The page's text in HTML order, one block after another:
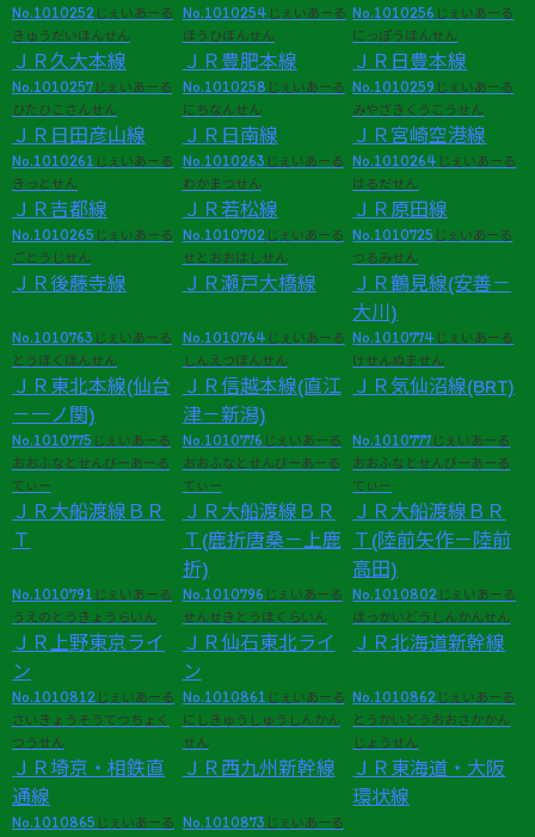
No.1010252 じぇいあーる
きゅうだいほんせん
ＪＲ久大本線
No.1010254 じぇいあーる
ほうひほんせん
ＪＲ豊肥本線
No.1010256 じぇいあーる
にっぽうほんせん
ＪＲ日豊本線
No.1010257 じぇいあーる
ひたひこさんせん
ＪＲ日田彦山線
No.1010258 じぇいあーる
にちなんせん
ＪＲ日南線
No.1010259 じぇいあーる
みやざきくうこうせん
ＪＲ宮崎空港線
No.1010261 じぇいあーる
きっとせん
ＪＲ吉都線
No.1010263 じぇいあーる
わかまつせん
ＪＲ若松線
No.1010264 じぇいあーる
はるだせん
ＪＲ原田線
No.1010265 じぇいあーる
ごとうじせん
ＪＲ後藤寺線
No.1010702じぇいあーる
せとおおはしせん
ＪＲ瀬戸大橋線
No.1010725 じぇいあーる
つるみせん
ＪＲ鶴見線(安善－
大川)
No.1010763 じぇいあーる
とうほくほんせん
ＪＲ東北本線(仙台
－一ノ関)
No.1010764 じぇいあーる
しんえつほんせん
ＪＲ信越本線(直江
津－新潟)
No.1010774 じぇいあーる
けせんぬません
ＪＲ気仙沼線(BRT)
No.1010775 じぇいあーる
おおふなとせんびーあーる
てぃー
ＪＲ大船渡線ＢＲ
Ｔ
No.1010776 じぇいあーる
おおふなとせんびーあーる
てぃー
ＪＲ大船渡線ＢＲ
Ｔ(鹿折唐桑－上鹿
折)
No.1010777 じぇいあーる
おおふなとせんびーあーる
てぃー
ＪＲ大船渡線ＢＲ
Ｔ(陸前矢作－陸前
高田)
No.1010791 じぇいあーる
うえのとうきょうらいん
ＪＲ上野東京ライ
ン
No.1010796 じぇいあーる
せんせきとうほくらいん
ＪＲ仙石東北ライ
ン
No.1010802 じぇいあーる
ほっかいどうしんかんせん
ＪＲ北海道新幹線
No.1010812 じぇいあーる
さいきょうそうてつちょく
つうせん
ＪＲ埼京・相鉄直
通線
No.1010861 じぇいあーる
にしきゅうしゅうしんかん
せん
ＪＲ西九州新幹線
No.1010862 じぇいあーる
とうかいどうおおさかかん
じょうせん
ＪＲ東海道・大阪
環状線
No.1010865 じぇいあーる No.1010873 じぇいあーる